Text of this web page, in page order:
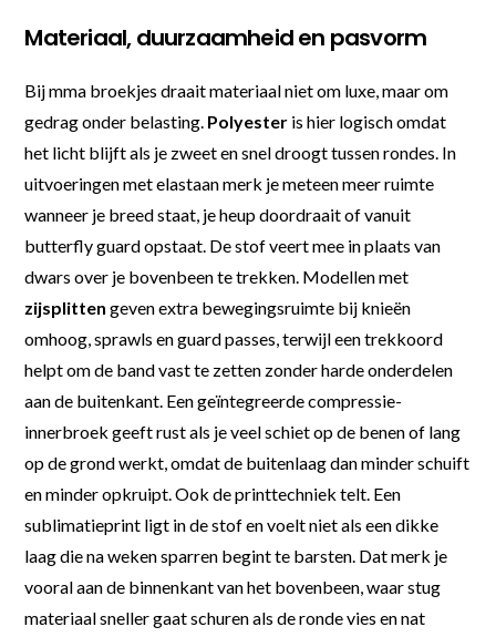
Materiaal, duurzaamheid en pasvorm
Bij mma broekjes draait materiaal niet om luxe, maar om
gedrag onder belasting. Polyester is hier logisch omdat
het licht blijft als je zweet en snel droogt tussen rondes. In
uitvoeringen met elastaan merk je meteen meer ruimte
wanneer je breed staat, je heup doordraait of vanuit
butterfly guard opstaat. De stof veert mee in plaats van
dwars over je bovenbeen te trekken. Modellen met
zijsplitten geven extra bewegingsruimte bij knieën
omhoog, sprawls en guard passes, terwijl een trekkoord
helpt om de band vast te zetten zonder harde onderdelen
aan de buitenkant. Een geïntegreerde compressie-
innerbroek geeft rust als je veel schiet op de benen of lang
op de grond werkt, omdat de buitenlaag dan minder schuift
en minder opkruipt. Ook de printtechniek telt. Een
sublimatieprint ligt in de stof en voelt niet als een dikke
laag die na weken sparren begint te barsten. Dat merk je
vooral aan de binnenkant van het bovenbeen, waar stug
materiaal sneller gaat schuren als de ronde vies en nat